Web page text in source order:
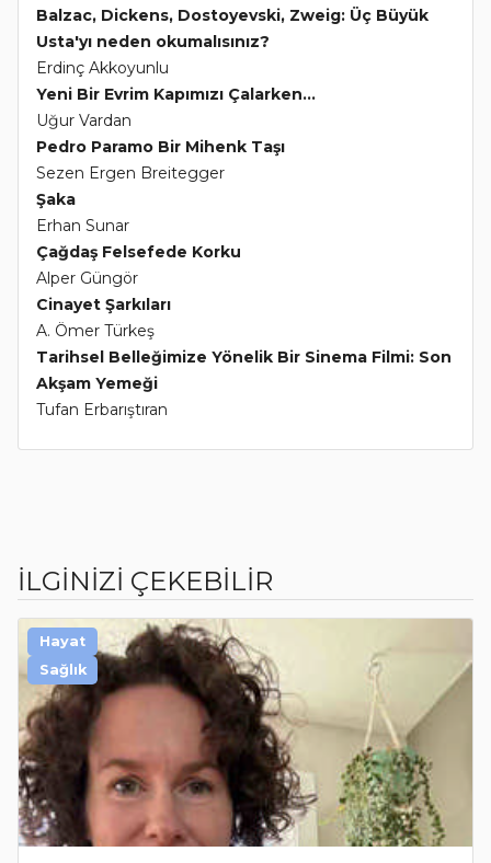
Balzac, Dickens, Dostoyevski, Zweig: Üç Büyük
Usta'yı neden okumalısınız?
Erdinç Akkoyunlu
Yeni Bir Evrim Kapımızı Çalarken...
Uğur Vardan
Pedro Paramo Bir Mihenk Taşı
Sezen Ergen Breitegger
Şaka
Erhan Sunar
Çağdaş Felsefede Korku
Alper Güngör
Cinayet Şarkıları
A. Ömer Türkeş
Tarihsel Belleğimize Yönelik Bir Sinema Filmi: Son
Akşam Yemeği
Tufan Erbarıştıran
İLGİNİZİ ÇEKEBİLİR
Hayat
Sağlık